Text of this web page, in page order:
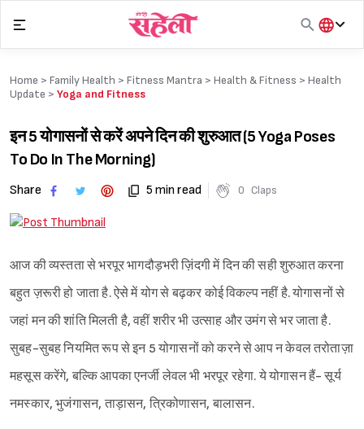
content
हिंदी
Home > Family Health > Fitness Mantra > Health & Fitness > Health
Update > Yoga and Fitness
इन 5 योगासनों से करें अपने दिन की शुरुआत (5 Yoga Poses
To Do In The Morning)
Share 5 min read 0 Claps
आज की व्यस्तता से भरपूर भागदौड़भरी ज़िंदगी में दिन की सही शुरुआत करना
बहुत ज़रूरी हो जाता है. ऐसे में योग से बढ़कर कोई विकल्प नहीं है. योगासनों से
जहां मन की शांति मिलती है, वहीं शरीर भी उत्साह और उमंग से भर जाता है.
सुबह-सुबह नियमित रूप से इन 5 योगासनों को करने से आप न केवल तरोताज़ा
महसूस करेंगे, बल्कि आपका एनर्जी लेवल भी भरपूर रहेगा. ये योगासन हैं- सूर्य
नमस्कार, भुजंगासन, ताड़ासन, त्रिकोणासन, बालासन.